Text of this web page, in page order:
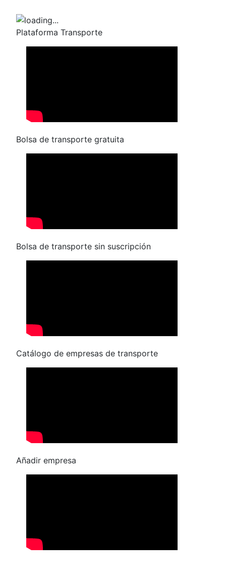
Plataforma Transporte
Bolsa de transporte gratuita
Bolsa de transporte sin suscripción
Catálogo de empresas de transporte
Añadir empresa